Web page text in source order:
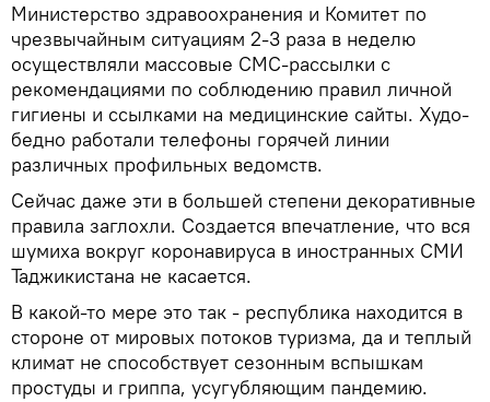
Министерство здравоохранения и Комитет по
чрезвычайным ситуациям 2-3 раза в неделю
осуществляли массовые СМС-рассылки с
рекомендациями по соблюдению правил личной
гигиены и ссылками на медицинские сайты. Худо-
бедно работали телефоны горячей линии
различных профильных ведомств.
Сейчас даже эти в большей степени декоративные
правила заглохли. Создается впечатление, что вся
шумиха вокруг коронавируса в иностранных СМИ
Таджикистана не касается.
В какой-то мере это так - республика находится в
стороне от мировых потоков туризма, да и теплый
климат не способствует сезонным вспышкам
простуды и гриппа, усугубляющим пандемию.